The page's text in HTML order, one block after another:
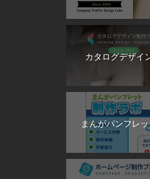
カタログデザイ
まんがパンフレ